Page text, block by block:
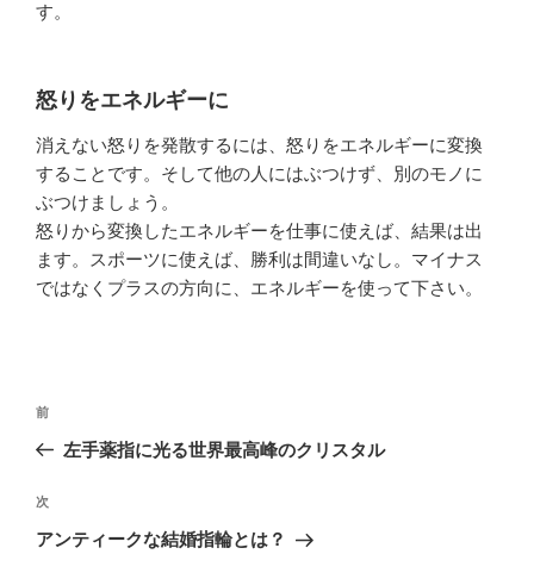
す。
怒りをエネルギーに
消えない怒りを発散するには、怒りをエネルギーに変換
することです。そして他の人にはぶつけず、別のモノに
ぶつけましょう。
怒りから変換したエネルギーを仕事に使えば、結果は出
ます。スポーツに使えば、勝利は間違いなし。マイナス
ではなくプラスの方向に、エネルギーを使って下さい。
投
ビ
ゲ
過
去
投
稿
前
左手薬指に光る世界最高峰のクリスタル
次
の
次
アンティークな結婚指輪とは？